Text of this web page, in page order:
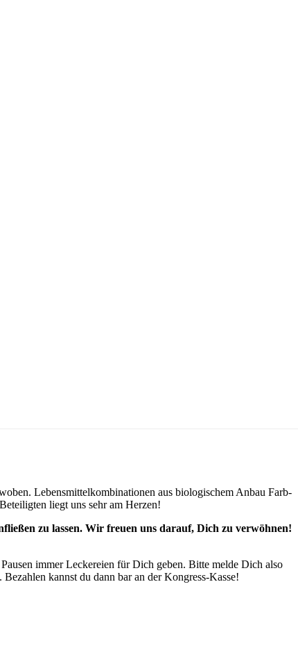
Lebensmittelkombinationen aus biologischem Anbau Farb-
liegt uns sehr am Herzen!
zu lassen. Wir freuen uns darauf, Dich zu verwöhnen!
immer Leckereien für Dich geben. Bitte melde Dich also
kannst du dann bar an der Kongress-Kasse!